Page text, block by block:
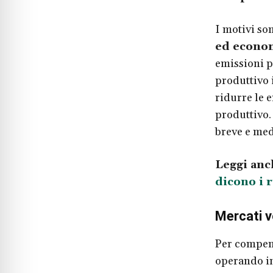
I motivi
ed
emissioni
produttivo
ridurre le
breve e
Leggi
dicono i
Mercati
Per
operando